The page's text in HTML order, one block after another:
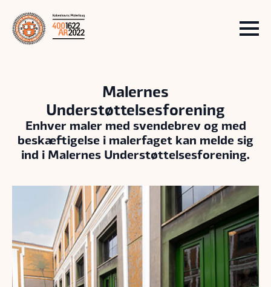
Malernes
Understøttelsesforening
Enhver maler med svendebrev og med
beskæftigelse i malerfaget kan melde sig
ind i Malernes Understøttelsesforening.